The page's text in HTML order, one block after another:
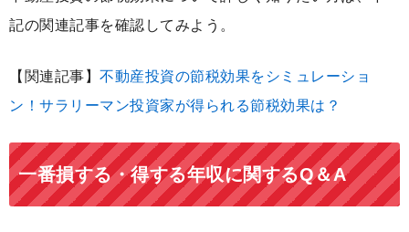
記の関連記事を確認してみよう。
【関連記事】 不動産投資の節税効果をシミュレーショ
ン！サラリーマン投資家が得られる節税効果は？
一番損する・得する年収に関するQ＆A